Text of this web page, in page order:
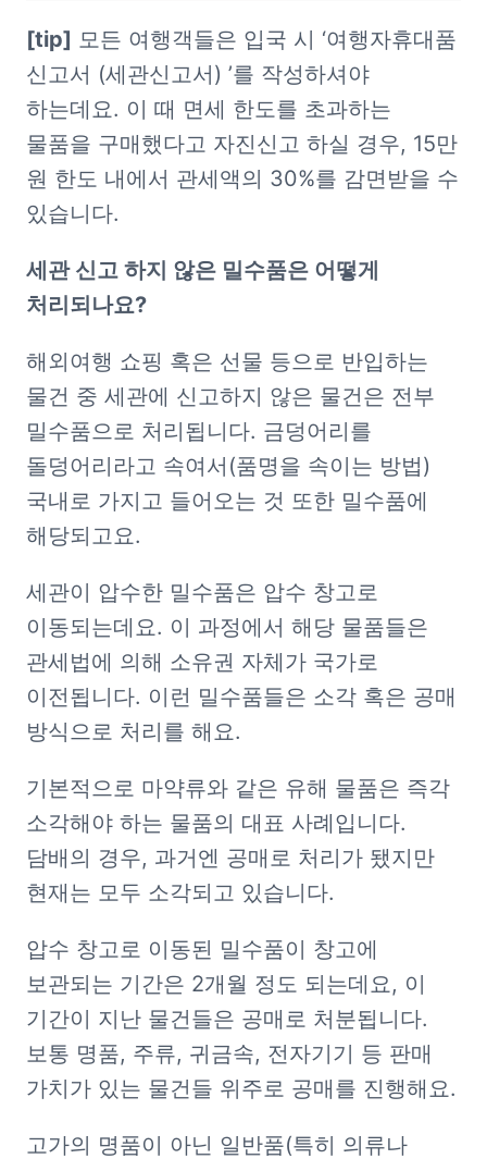
[tip] 모든 여행객들은 입국 시 ‘여행자휴대품
신고서 (세관신고서) ’를 작성하셔야
하는데요. 이 때 면세 한도를 초과하는
물품을 구매했다고 자진신고 하실 경우, 15만
원 한도 내에서 관세액의 30%를 감면받을 수
있습니다.
세관 신고 하지 않은 밀수품은 어떻게
처리되나요?
해외여행 쇼핑 혹은 선물 등으로 반입하는
물건 중 세관에 신고하지 않은 물건은 전부
밀수품으로 처리됩니다. 금덩어리를
돌덩어리라고 속여서(품명을 속이는 방법)
국내로 가지고 들어오는 것 또한 밀수품에
해당되고요.
세관이 압수한 밀수품은 압수 창고로
이동되는데요. 이 과정에서 해당 물품들은
관세법에 의해 소유권 자체가 국가로
이전됩니다. 이런 밀수품들은 소각 혹은 공매
방식으로 처리를 해요.
기본적으로 마약류와 같은 유해 물품은 즉각
소각해야 하는 물품의 대표 사례입니다.
담배의 경우, 과거엔 공매로 처리가 됐지만
현재는 모두 소각되고 있습니다.
압수 창고로 이동된 밀수품이 창고에
보관되는 기간은 2개월 정도 되는데요, 이
기간이 지난 물건들은 공매로 처분됩니다.
보통 명품, 주류, 귀금속, 전자기기 등 판매
가치가 있는 물건들 위주로 공매를 진행해요.
고가의 명품이 아닌 일반품(특히 의류나